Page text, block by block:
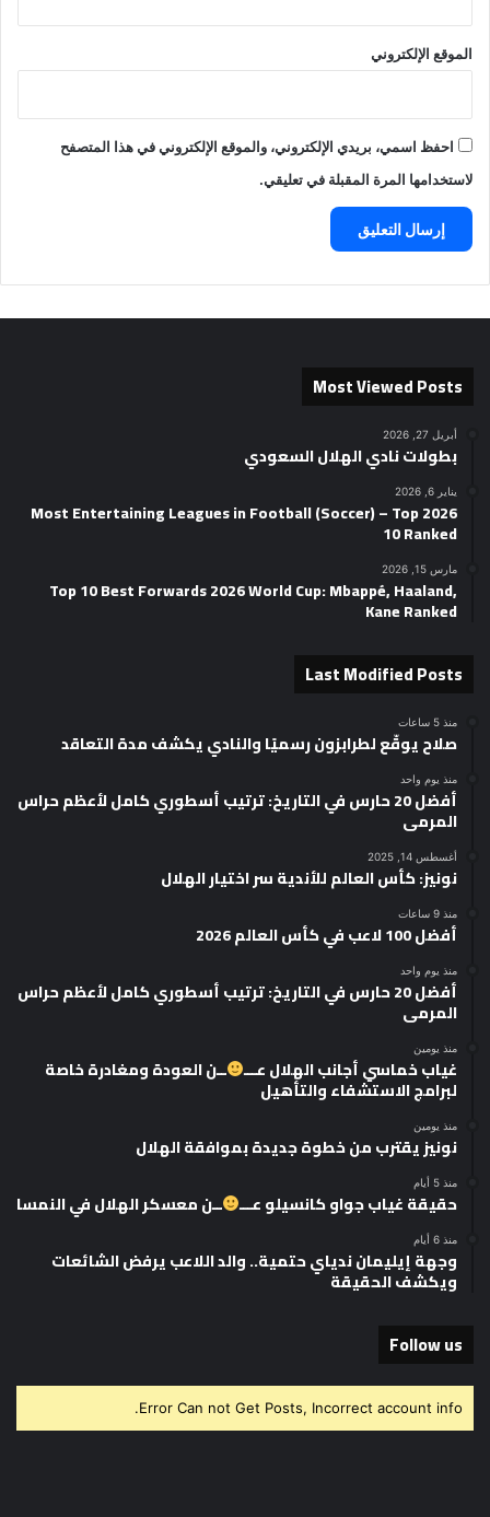
الموقع الإلكتروني
احفظ اسمي، بريدي الإلكتروني، والموقع الإلكتروني في هذا المتصفح
لاستخدامها المرة المقبلة في تعليقي.
Most Viewed Posts
أبريل 27, 2026
بطولات نادي الهلال السعودي
يناير 6, 2026
2026 Most Entertaining Leagues in Football (Soccer) – Top
10 Ranked
مارس 15, 2026
Top 10 Best Forwards 2026 World Cup: Mbappé, Haaland,
Kane Ranked
Last Modified Posts
منذ 5 ساعات
صلاح يوقّع لطرابزون رسميًا والنادي يكشف مدة التعاقد
منذ يوم واحد
أفضل 20 حارس في التاريخ: ترتيب أسطوري كامل لأعظم حراس
المرمى
أغسطس 14, 2025
نونيز: كأس العالم للأندية سر اختيار الهلال
منذ 9 ساعات
أفضل 100 لاعب في كأس العالم 2026
منذ يوم واحد
أفضل 20 حارس في التاريخ: ترتيب أسطوري كامل لأعظم حراس
المرمى
منذ يومين
غياب خماسي أجانب الهلال عـــ ــن العودة ومغادرة خاصة
لبرامج الاستشفاء والتأهيل
منذ يومين
نونيز يقترب من خطوة جديدة بموافقة الهلال
منذ 5 أيام
حقيقة غياب جواو كانسيلو عـــ ــن معسكر الهلال في النمسا
منذ 6 أيام
وجهة إيليمان ندياي حتمية.. والد اللاعب يرفض الشائعات
ويكشف الحقيقة
Follow us
Error Can not Get Posts, Incorrect account info.